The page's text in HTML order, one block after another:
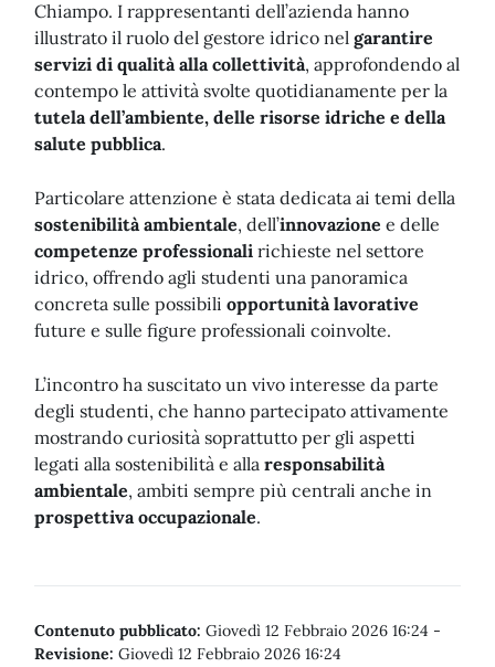
Chiampo. I rappresentanti dell’azienda hanno
illustrato il ruolo del gestore idrico nel garantire
servizi di qualità alla collettività, approfondendo al
contempo le attività svolte quotidianamente per la
tutela dell’ambiente, delle risorse idriche e della
salute pubblica.
Particolare attenzione è stata dedicata ai temi della
sostenibilità ambientale, dell’innovazione e delle
competenze professionali richieste nel settore
idrico, offrendo agli studenti una panoramica
concreta sulle possibili opportunità lavorative
future e sulle figure professionali coinvolte.
L’incontro ha suscitato un vivo interesse da parte
degli studenti, che hanno partecipato attivamente
mostrando curiosità soprattutto per gli aspetti
legati alla sostenibilità e alla responsabilità
ambientale, ambiti sempre più centrali anche in
prospettiva occupazionale.
Contenuto pubblicato: Giovedì 12 Febbraio 2026 16:24 -
Revisione: Giovedì 12 Febbraio 2026 16:24